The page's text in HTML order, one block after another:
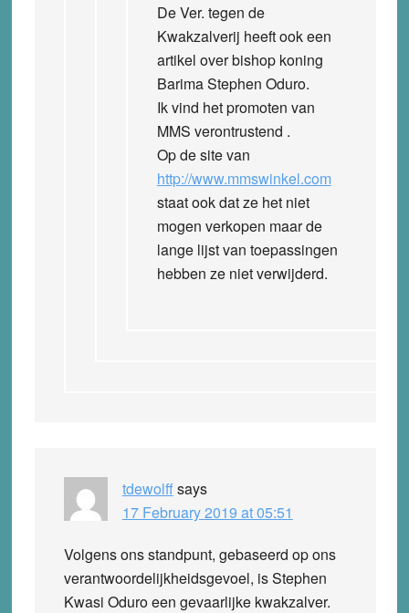
De Ver. tegen de
Kwakzalverij heeft ook een
artikel over bishop koning
Barima Stephen Oduro.
Ik vind het promoten van
MMS verontrustend .
Op de site van
http://www.mmswinkel.com
staat ook dat ze het niet
mogen verkopen maar de
lange lijst van toepassingen
hebben ze niet verwijderd.
tdewolffsays
17 February 2019 at 05:51
Volgens ons standpunt, gebaseerd op ons
verantwoordelijkheidsgevoel, is Stephen
Kwasi Oduro een gevaarlijke kwakzalver.